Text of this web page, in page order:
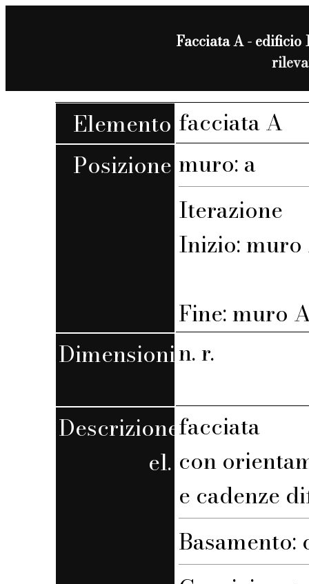
Facciata A - edificio
Elemento facciata A
Posizione muro: a
Iterazione
Inizio: muro
Fine: muro
Dimensionin. r.
Descrizione
el.
facciata
con
e cadenze